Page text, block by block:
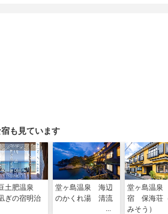
ウイルス感染拡大防止の為、次のよう
ご協力をお願い致します。
用、入店はご遠慮下さい。
上の発熱がある方。
る方
も見ています
土肥温泉
ぎの宿明治
堂ヶ島温泉 海辺
のかくれ湯 清流
堂ヶ島温
宿 保海荘
みそう）